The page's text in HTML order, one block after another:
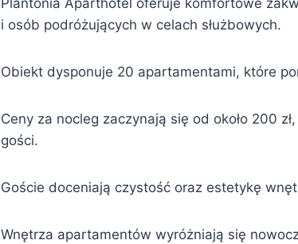
Plantonia Aparthotel oferuje komfortowe
i osób podróżujących w celach służbowych.
Obiekt dysponuje 20 apartamentami, które
Ceny za nocleg zaczynają się od około 200
gości.
Goście doceniają czystość oraz estetykę
Wnętrza apartamentów wyróżniają się